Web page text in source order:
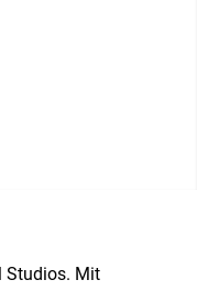
Studios. Mit